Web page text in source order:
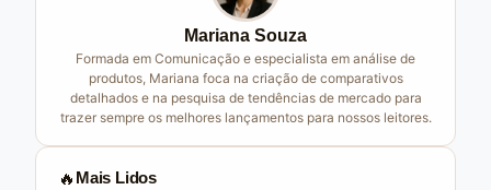
Mariana Souza
Formada em Comunicação e especialista em análise de
produtos, Mariana foca na criação de comparativos
detalhados e na pesquisa de tendências de mercado para
trazer sempre os melhores lançamentos para nossos leitores.
🔥 Mais Lidos